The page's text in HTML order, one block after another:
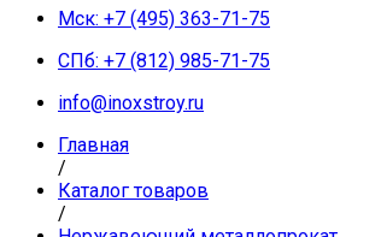
Мск: +7 (495) 363-71-75
СПб: +7 (812) 985-71-75
info@inoxstroy.ru
Главная
/
Каталог товаров
/